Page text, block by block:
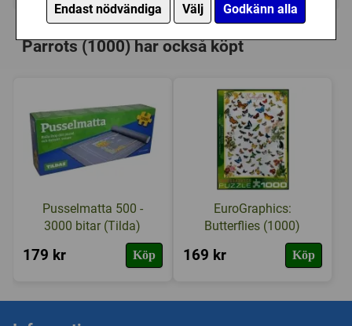
Endast nödvändiga Välj Godkänn alla
Personer som har köpt Jumbo: Pretty
Parrots (1000) har också köpt
Pusselmatta 500 -
3000 bitar (Tilda)
179 kr Köp
EuroGraphics:
Butterflies (1000)
169 kr Köp